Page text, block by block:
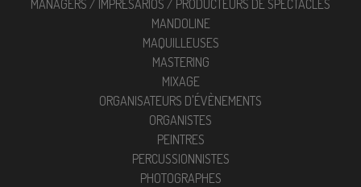
MANAGERS / IMPRÉSARIOS / PRODUCTEURS DE SPECTACLES
MANDOLINE
MAQUILLEUSES
MASTERING
MIXAGE
ORGANISATEURS D'ÉVÈNEMENTS
ORGANISTES
PEINTRES
PERCUSSIONNISTES
PHOTOGRAPHES